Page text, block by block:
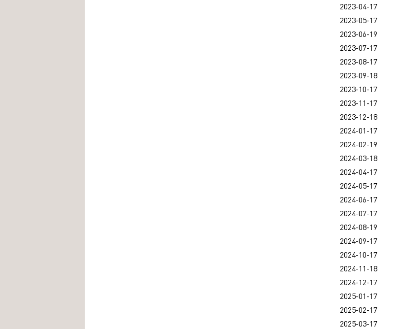
2023-04-17
2023-05-17
2023-06-19
2023-07-17
2023-08-17
2023-09-18
2023-10-17
2023-11-17
2023-12-18
2024-01-17
2024-02-19
2024-03-18
2024-04-17
2024-05-17
2024-06-17
2024-07-17
2024-08-19
2024-09-17
2024-10-17
2024-11-18
2024-12-17
2025-01-17
2025-02-17
2025-03-17